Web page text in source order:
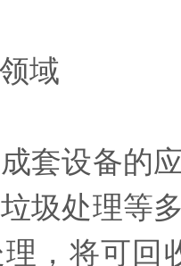
域
设备的应
圾处理等
，将可回